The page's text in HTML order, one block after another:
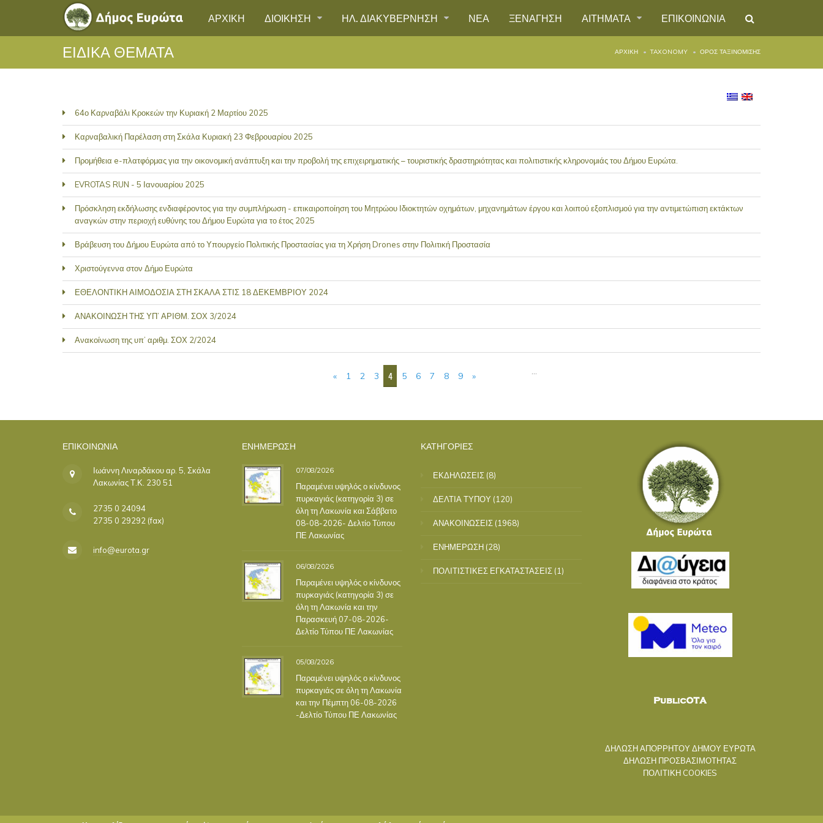
ΑΡΧΙΚΗ ΔΙΟΙΚΗΣΗ ΗΛ. ΔΙΑΚΥΒΕΡΝΗΣΗ ΝΕΑ ΞΕΝΑΓΗΣΗ ΑΙΤΗΜΑΤΑ ΕΠΙΚΟΙΝΩΝΙΑ
ΕΙΔΙΚΑ ΘΕΜΑΤΑ ΑΡΧΙΚΉ TAXONOMY ΌΡΟΣ ΤΑΞΙΝΌΜΙΣΗΣ
64ο Καρναβάλι Κροκεών την Κυριακή 2 Μαρτίου 2025
Καρναβαλική Παρέλαση στη Σκάλα Κυριακή 23 Φεβρουαρίου 2025
Προμήθεια e-πλατφόρμας για την οικονομική ανάπτυξη και την προβολή της επιχειρηματικής – τουριστικής δραστηριότητας και πολιτιστικής κληρονομιάς του Δήμου Ευρώτα.
EVROTAS RUN - 5 Ιανουαρίου 2025
Πρόσκληση εκδήλωσης ενδιαφέροντος για την συμπλήρωση - επικαιροποίηση του Μητρώου Ιδιοκτητών οχημάτων, μηχανημάτων έργου και λοιπού εξοπλισμού για την αντιμετώπιση εκτάκτων
αναγκών στην περιοχή ευθύνης του Δήμου Ευρώτα για το έτος 2025
Βράβευση του Δήμου Ευρώτα από το Υπουργείο Πολιτικής Προστασίας για τη Χρήση Drones στην Πολιτική Προστασία
Χριστούγεννα στον Δήμο Ευρώτα
ΕΘΕΛΟΝΤΙΚΗ ΑΙΜΟΔΟΣΙΑ ΣΤΗ ΣΚΑΛΑ ΣΤΙΣ 18 ΔΕΚΕΜΒΡΙΟΥ 2024
ΑΝΑΚΟΙΝΩΣΗ ΤΗΣ ΥΠ’ ΑΡΙΘΜ. ΣΟΧ 3/2024
Ανακοίνωση της υπ’ αριθμ. ΣΟΧ 2/2024
« 1 2 3 4 5 6 7 8 9 »
ΕΠΙΚΟΙΝΩΝΊΑ
Ιωάννη Λιναρδάκου αρ. 5, Σκάλα
Λακωνίας Τ.Κ. 230 51
2735 0 24094
2735 0 29292 (fax)
info@eurota.gr
ΕΝΗΜΕΡΩΣΗ
07/08/2026
Παραμένει υψηλός ο κίνδυνος
πυρκαγιάς (κατηγορία 3) σε
όλη τη Λακωνία και Σάββατο
08-08-2026- Δελτίο Τύπου
ΠΕ Λακωνίας
06/08/2026
Παραμένει υψηλός ο κίνδυνος
πυρκαγιάς (κατηγορία 3) σε
όλη τη Λακωνία και την
Παρασκευή 07-08-2026-
Δελτίο Τύπου ΠΕ Λακωνίας
05/08/2026
Παραμένει υψηλός ο κίνδυνος
πυρκαγιάς σε όλη τη Λακωνία
και την Πέμπτη 06-08-2026
-Δελτίο Τύπου ΠΕ Λακωνίας
ΚΑΤΗΓΟΡΙΕΣ
ΕΚΔΗΛΩΣΕΙΣ (8)
ΔΕΛΤΙΑ ΤΥΠΟΥ (120)
ΑΝΑΚΟΙΝΩΣΕΙΣ (1968)
ΕΝΗΜΕΡΩΣΗ (28)
ΠΟΛΙΤΙΣΤΙΚΕΣ ΕΓΚΑΤΑΣΤΑΣΕΙΣ (1)
ΔΗΛΩΣΗ ΑΠΟΡΡΗΤΟΥ ΔΗΜΟΥ ΕΥΡΩΤΑ
ΔΗΛΩΣΗ ΠΡΟΣΒΑΣΙΜΟΤΗΤΑΣ
ΠΟΛΙΤΙΚΗ COOKIES